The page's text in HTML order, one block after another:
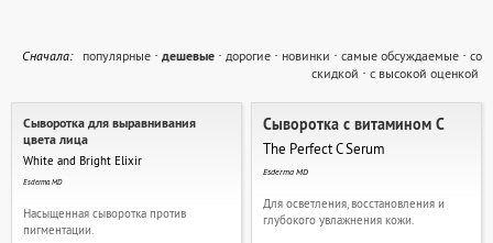
Cначала: популярные · дешевые · дорогие · новинки · самые обсуждаемые · со
скидкой · с высокой оценкой
Сыворотка для выравнивания
цвета лица
White and Bright Elixir
Esderma MD
Насыщенная сыворотка против
пигментации.
Сыворотка с витамином С
The Perfect C Serum
Esderma MD
Для осветления, восстановления и
глубокого увлажнения кожи.